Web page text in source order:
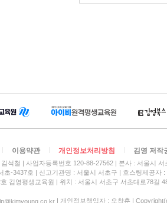
이용약관 개인정보처리방침 김영 저작
석철 사업자등록번호 120-88-27562
본사 : 서울시
초-3437호
신고기관명 : 서울시 서초구
호스팅제공자
김영평생교육원 | 위치 : 서울시 서초구 서초대로78길
| 개인정보책임자 : 오창훈 |